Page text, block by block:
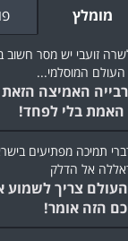
מומלץ
האמיצה
בלי לפחד!
צריך לשמוע
הזה אומר!